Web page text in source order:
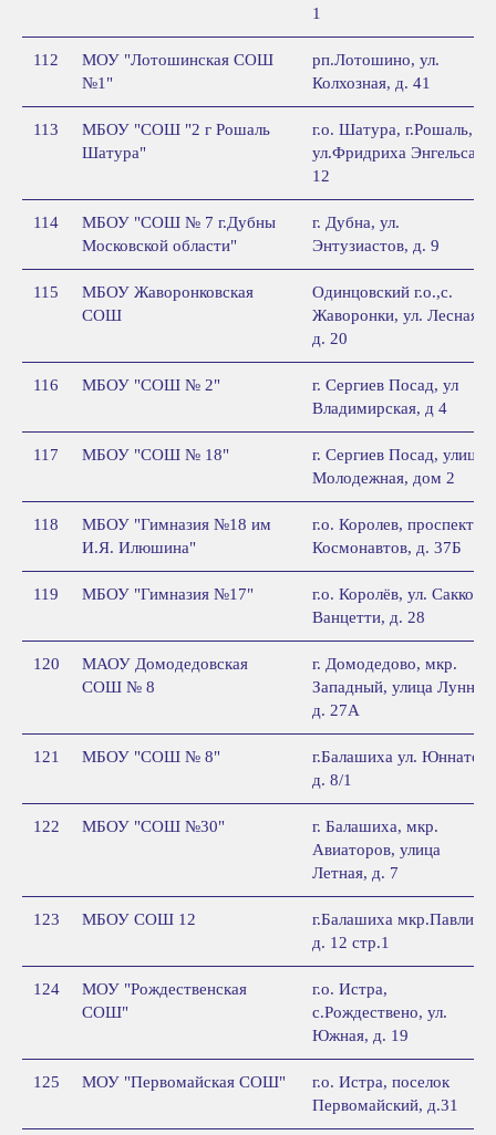
1
112
МОУ "Лотошинская СОШ
№1"
рп.Лотошино, ул.
Колхозная, д. 41
113
МБОУ "СОШ "2 г Рошаль
Шатура"
г.о. Шатура, г.Рошаль,
ул.Фридриха Энгельса,
12
114
МБОУ "СОШ № 7 г.Дубны
Московской области"
г. Дубна, ул.
Энтузиастов, д. 9
115
МБОУ Жаворонковская
СОШ
Одинцовский г.о.,с.
Жаворонки, ул. Лесная,
д. 20
116 МБОУ "СОШ № 2"
г. Сергиев Посад, ул
Владимирская, д 4
117 МБОУ "СОШ № 18"
г. Сергиев Посад, улица
Молодежная, дом 2
118
МБОУ "Гимназия №18 им
И.Я. Илюшина"
г.о. Королев, проспект
Космонавтов, д. 37Б
119 МБОУ "Гимназия №17"
г.о. Королёв, ул. Сакко и
Ванцетти, д. 28
120
МАОУ Домодедовская
СОШ № 8
г. Домодедово, мкр.
Западный, улица Лунная,
д. 27А
121 МБОУ "СОШ № 8"
г.Балашиха ул. Юннатов,
д. 8/1
122 МБОУ "СОШ №30"
г. Балашиха, мкр.
Авиаторов, улица
Летная, д. 7
123 МБОУ СОШ 12
г.Балашиха мкр.Павлино,
д. 12 стр.1
124
МОУ "Рождественская
СОШ"
г.о. Истра,
с.Рождествено, ул.
Южная, д. 19
125 МОУ "Первомайская СОШ"
г.о. Истра, поселок
Первомайский, д.31